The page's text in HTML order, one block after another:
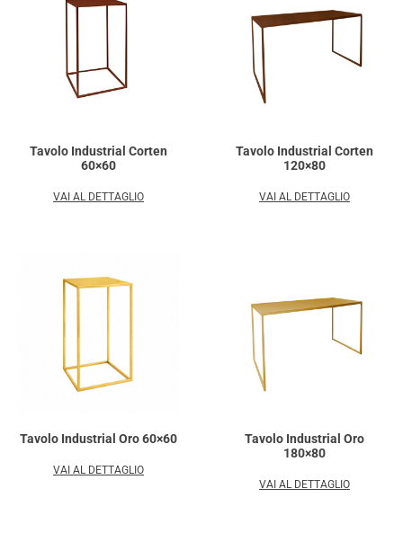
Tavolo Industrial Corten
60×60
VAI AL DETTAGLIO
Tavolo Industrial Corten
120×80
VAI AL DETTAGLIO
Tavolo Industrial Oro 60×60
VAI AL DETTAGLIO
Tavolo Industrial Oro
180×80
VAI AL DETTAGLIO